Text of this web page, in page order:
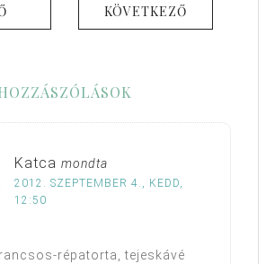
KÖVETKEZŐ
Katca mondta
2012. SZEPTEMBER 4., KEDD,
12:50
répatorta, tejeskávé